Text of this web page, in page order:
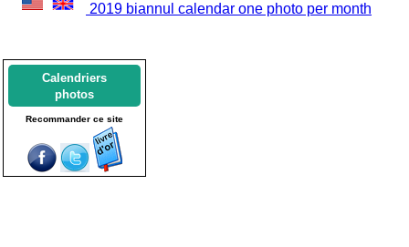
2019 biannul calendar one photo per month
Calendriers
photos
Recommander ce site